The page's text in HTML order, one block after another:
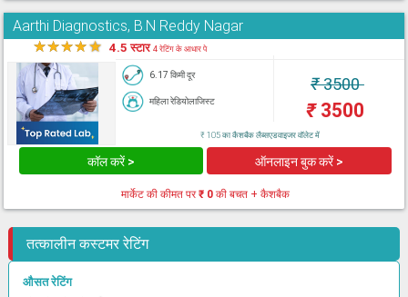
Aarthi Diagnostics, B.N Reddy Nagar
★★★★★ 4.5 स्टार4 रेटिंग के आधार पे
6.17 किमी दूर
महिला रेडियोलाजिस्ट
₹3500
₹3500
₹ 105 का कैशबैक लैब्सएडवाइजर वॉलेट में
कॉल करें > ऑनलाइन बुक करें >
मार्केट की कीमत पर₹ 0की बचत + कैशबैक
तत्कालीन कस्टमर रेटिंग
औसत रेटिंग